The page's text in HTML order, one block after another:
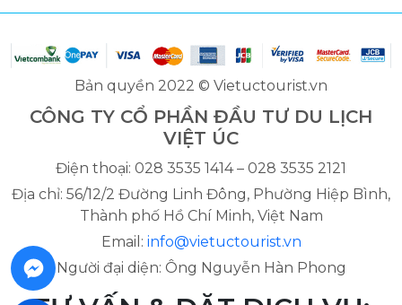
Bản quyền 2022 © Vietuctourist.vn
CÔNG TY CỔ PHẦN ĐẦU TƯ DU LỊCH
VIỆT ÚC
Điện thoại: 028 3535 1414 – 028 3535 2121
Địa chỉ: 56/12/2 Đường Linh Đông, Phường Hiệp Bình,
Thành phố Hồ Chí Minh, Việt Nam
Email: info@vietuctourist.vn
Người đại diện: Ông Nguyễn Hàn Phong